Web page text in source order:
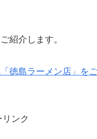
紹介します。
徳島ラーメン店」を
ンク